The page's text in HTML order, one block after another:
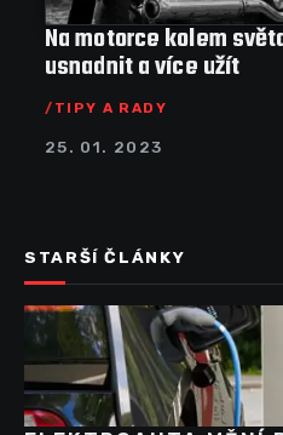
Na motorce kolem
usnadnit a více užít
TIPY A RADY
25. 01. 2023
STARŠÍ ČLÁNKY